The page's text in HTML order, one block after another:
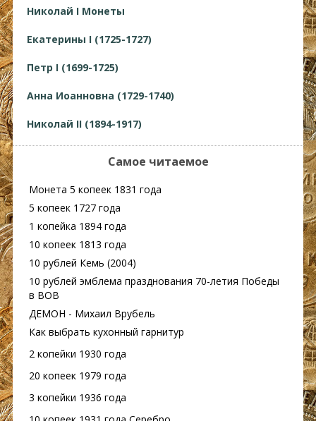
Николай I Монеты
Екатерины I (1725-1727)
Петр I (1699-1725)
Анна Иоанновна (1729-1740)
Николай II (1894-1917)
Самое читаемое
Монета 5 копеек 1831 года
5 копеек 1727 года
1 копейка 1894 года
10 копеек 1813 года
10 рублей Кемь (2004)
10 рублей эмблема празднования 70-летия Победы
в ВОВ
ДЕМОН - Михаил Врубель
Как выбрать кухонный гарнитур
2 копейки 1930 года
20 копеек 1979 года
3 копейки 1936 года